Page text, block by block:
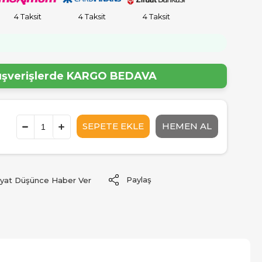
4 Taksit 4 Taksit 4 Taksit
KARGO BEDAVA
Düşünce Haber Ver Paylaş